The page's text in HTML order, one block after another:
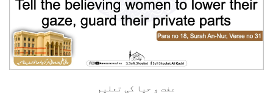
عفت و حیا کی تعلیم